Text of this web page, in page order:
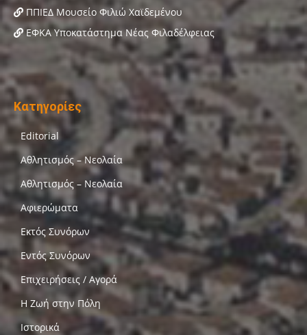
ΠΠΙΕΔ Μουσείο Φιλιώ Χαϊδεμένου
ΕΦΚΑ Υποκατάστημα Νέας Φιλαδέλφειας
Κατηγορίες
Editorial
Αθλητισμός – Νεολαία
Αθλητισμός – Νεολαία
Αφιερώματα
Εκτός Συνόρων
Εντός Συνόρων
Επιχειρήσεις / Αγορά
Η Ζωή στην Πόλη
Ιστορικά